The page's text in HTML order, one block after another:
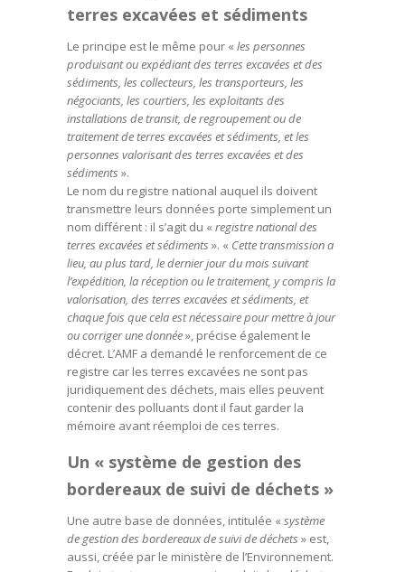
terres excavées et sédiments
Le principe est le même pour « les personnes
produisant ou expédiant des terres excavées et des
sédiments, les collecteurs, les transporteurs, les
négociants, les courtiers, les exploitants des
installations de transit, de regroupement ou de
traitement de terres excavées et sédiments, et les
personnes valorisant des terres excavées et des
sédiments ».
Le nom du registre national auquel ils doivent
transmettre leurs données porte simplement un
nom différent : il s’agit du « registre national des
terres excavées et sédiments ». « Cette transmission a
lieu, au plus tard, le dernier jour du mois suivant
l’expédition, la réception ou le traitement, y compris la
valorisation, des terres excavées et sédiments, et
chaque fois que cela est nécessaire pour mettre à jour
ou corriger une donnée», précise également le
décret. L’AMF a demandé le renforcement de ce
registre car les terres excavées ne sont pas
juridiquement des déchets, mais elles peuvent
contenir des polluants dont il faut garder la
mémoire avant réemploi de ces terres.
Un « système de gestion des
bordereaux de suivi de déchets »
Une autre base de données, intitulée « système
de gestion des bordereaux de suivi de déchets » est,
aussi, créée par le ministère de l’Environnement.